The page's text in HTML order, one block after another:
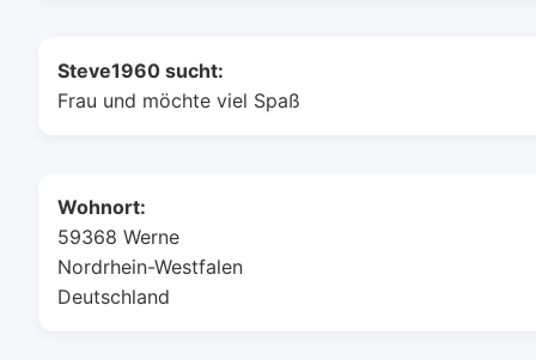
Steve1960 sucht:
Frau und möchte viel Spaß
Wohnort:
59368 Werne
Nordrhein-Westfalen
Deutschland